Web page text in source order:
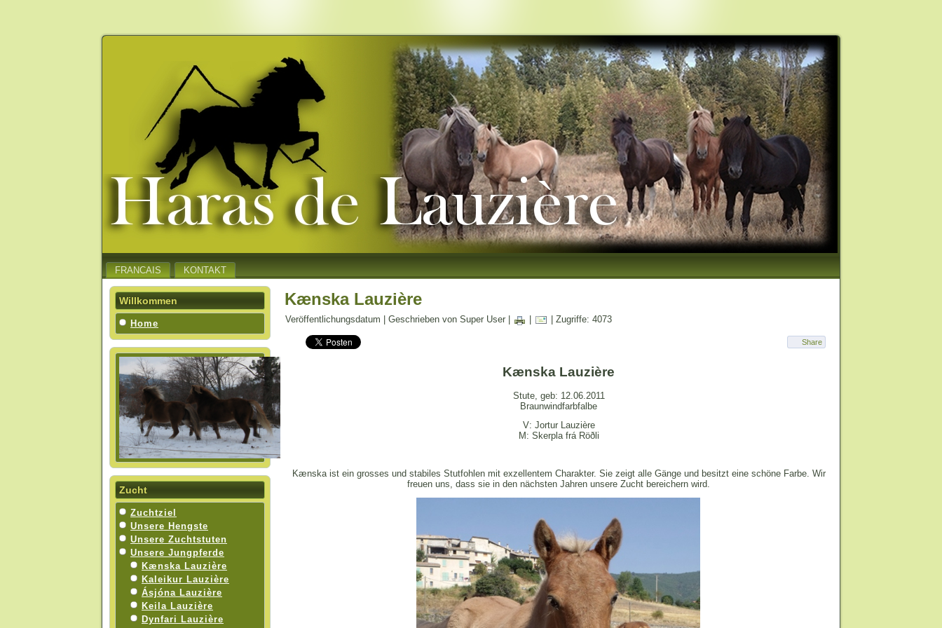
FRANCAIS KONTAKT
Willkommen
Home
Zucht
Zuchtziel
Unsere Hengste
Unsere Zuchtstuten
Unsere Jungpferde
Kænska Lauzière
Kaleikur Lauzière
Ásjóna Lauzière
Keila Lauzière
Dynfari Lauzière
Kænska Lauzière
Veröffentlichungsdatum | Geschrieben von Super User | | Zugriffe: 4073
Share
Kænska Lauzière
Stute, geb: 12.06.2011
Braunwindfarbfalbe
V: Jortur Lauzière
M: Skerpla frá Röðli
Kænska ist ein grosses und stabiles Stutfohlen mit exzellentem Charakter. Sie zeigt alle Gänge und besitzt eine schöne Farbe. Wir
freuen uns, dass sie in den nächsten Jahren unsere Zucht bereichern wird.